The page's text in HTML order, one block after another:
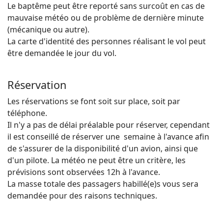
Le baptême peut être reporté sans surcoût en cas de
mauvaise météo ou de problème de dernière minute
(mécanique ou autre).
La carte d'identité des personnes réalisant le vol peut
être demandée le jour du vol.
Réservation
Les réservations se font soit sur place, soit par
téléphone.
Il n'y a pas de délai préalable pour réserver, cependant
il est conseillé de réserver une semaine à l'avance afin
de s'assurer de la disponibilité d'un avion, ainsi que
d'un pilote. La météo ne peut être un critère, les
prévisions sont observées 12h à l'avance.
La masse totale des passagers habillé(e)s vous sera
demandée pour des raisons techniques.